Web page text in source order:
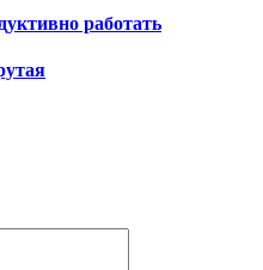
работать